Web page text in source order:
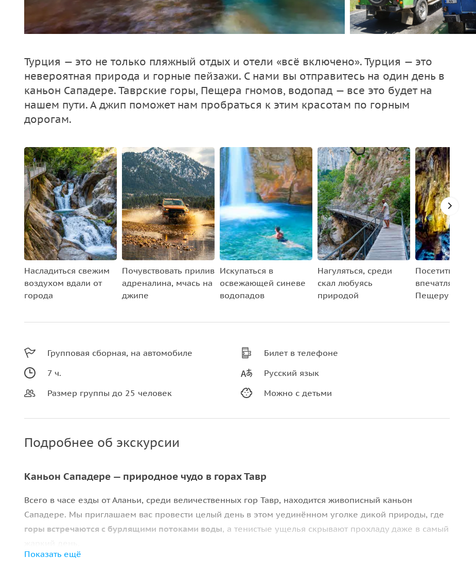
Турция — это не только пляжный отдых и отели «всё включено». Турция — это
невероятная природа и горные пейзажи. С нами вы отправитесь на один день в
каньон Сападере. Таврские горы, Пещера гномов, водопад — все это будет на
нашем пути. А джип поможет нам пробраться к этим красотам по горным
дорогам.
Насладиться свежим
воздухом вдали от
города
Почувствовать прилив
адреналина, мчась на
джипе
Искупаться в
освежающей синеве
водопадов
Нагуляться, среди
скал любуясь
природой
Посетить
впечатляющую
Пещеру Гномов
Групповая сборная, на автомобиле
7 ч.
Размер группы до 25 человек
Билет в телефоне
Русский язык
Можно с детьми
Подробнее об экскурсии
Каньон Сападере — природное чудо в горах Тавр
Всего в часе езды от Аланьи, среди величественных гор Тавр, находится живописный каньон
Сападере. Мы приглашаем вас провести целый день в этом уединённом уголке дикой природы, где
горы встречаются с бурлящими потоками воды, а тенистые ущелья скрывают прохладу даже в самый
Показать ещё